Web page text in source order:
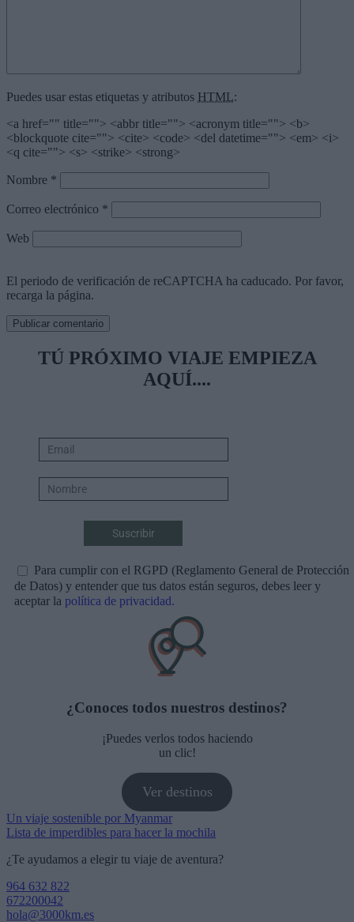
Puedes usar estas etiquetas y atributos HTML:
<a href="" title=""> <abbr title=""> <acronym title=""> <b>
<blockquote cite=""> <cite> <code> <del datetime=""> <em> <i>
<q cite=""> <s> <strike> <strong>
Nombre *
Correo electrónico *
Web
El periodo de verificación de reCAPTCHA ha caducado. Por favor,
recarga la página.
TÚ PRÓXIMO VIAJE EMPIEZA
AQUÍ....
Para cumplir con el RGPD (Reglamento General de Protección
de Datos) y entender que tus datos están seguros, debes leer y
aceptar la política de privacidad.
¿Conoces todos nuestros destinos?
¡Puedes verlos todos haciendo
un clic!
Ver destinos
Navegación
de
entradas
Un viaje sostenible por Myanmar
Lista de imperdibles para hacer la mochila
¿Te ayudamos a elegir tu viaje de aventura?
964 632 822
672200042
hola@3000km.es